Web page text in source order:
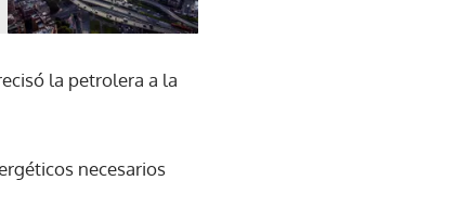
la petrolera a la
necesarios